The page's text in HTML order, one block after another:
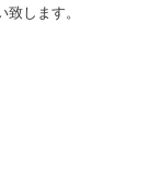
します。